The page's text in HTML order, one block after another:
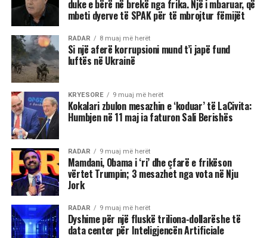
duke e bërë në brekë nga frika. Një i mbaruar, që
mbeti dyerve të SPAK për të mbrojtur fëmijët
RADAR 8 muaj më herët
Si një aferë korrupsioni mund t’i japë fund
luftës në Ukrainë
KRYESORE 9 muaj më herët
Kokalari zbulon mesazhin e ‘koduar’ të LaCivita:
Humbjen në 11 maj ia faturon Sali Berishës
RADAR 9 muaj më herët
Mamdani, Obama i ‘ri’ dhe çfarë e frikëson
vërtet Trumpin; 3 mesazhet nga vota në Nju
Jork
RADAR 9 muaj më herët
Dyshime për një fluskë triliona-dollarëshe të
data center për Inteligjencën Artificiale